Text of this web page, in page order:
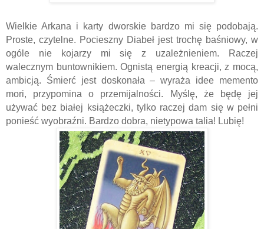
Wielkie Arkana i karty dworskie bardzo mi się podobają.
Proste, czytelne. Pocieszny Diabeł jest trochę baśniowy, w
ogóle nie kojarzy mi się z uzależnieniem. Raczej
walecznym buntownikiem. Ognistą energią kreacji, z mocą,
ambicją. Śmierć jest doskonała – wyraża idee memento
mori, przypomina o przemijalności. Myślę, że będę jej
używać bez białej książeczki, tylko raczej dam się w pełni
ponieść wyobraźni. Bardzo dobra, nietypowa talia! Lubię!